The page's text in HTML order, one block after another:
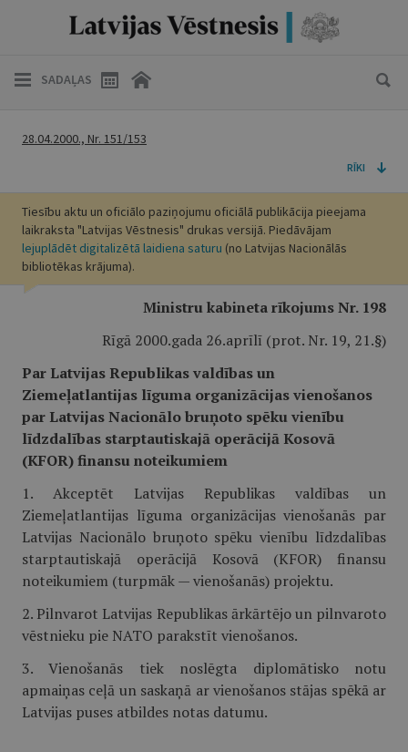
SADAĻAS
28.04.2000., Nr. 151/153
RĪKI
Tiesību aktu un oficiālo paziņojumu oficiālā publikācija pieejama
laikraksta "Latvijas Vēstnesis" drukas versijā. Piedāvājam
lejuplādēt digitalizētā laidiena saturu (no Latvijas Nacionālās
bibliotēkas krājuma).
Ministru kabineta rīkojums Nr. 198
Rīgā 2000.gada 26.aprīlī (prot. Nr. 19, 21.§)
Par Latvijas Republikas valdības un
Ziemeļatlantijas līguma organizācijas vienošanos
par Latvijas Nacionālo bruņoto spēku vienību
līdzdalības starptautiskajā operācijā Kosovā
(KFOR) finansu noteikumiem
1. Akceptēt Latvijas Republikas valdības un
Ziemeļatlantijas līguma organizācijas vienošanās par
Latvijas Nacionālo bruņoto spēku vienību līdzdalības
starptautiskajā operācijā Kosovā (KFOR) finansu
noteikumiem (turpmāk — vienošanās) projektu.
2. Pilnvarot Latvijas Republikas ārkārtējo un pilnvaroto
vēstnieku pie NATO parakstīt vienošanos.
3. Vienošanās tiek noslēgta diplomātisko notu
apmaiņas ceļā un saskaņā ar vienošanos stājas spēkā ar
Latvijas puses atbildes notas datumu.